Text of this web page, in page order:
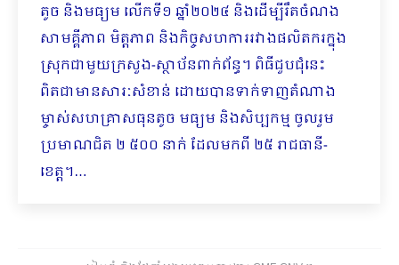
តូច និងមធ្យម លើកទី១ ឆ្នាំ២០២៤ និងដើម្បីរឹតចំណង
សាមគ្គីភាព មិត្តភាព និងកិច្ចសហការរវាងផលិតករក្នុង
ស្រុកជាមួយក្រសួង-ស្ថាប័នពាក់ព័ន្ធ។ ពិធីជួបជុំនេះ
ពិតជាមានសារៈសំខាន់ ដោយបានទាក់ទាញតំណាង
ម្ចាស់សហគ្រាសធុនតូច មធ្យម និងសិប្បកម្ម ចូលរួម
ប្រមាណជិត ២ ៥០០ នាក់ ដែលមកពី ២៥ រាជធានី-
ខេត្ត។…